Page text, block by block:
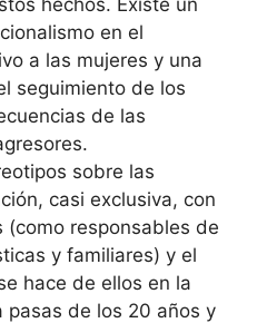
en el
a las mujeres y una
seguimiento de los
de las
sobre las
casi exclusiva, con
(como responsables de
y familiares) y el
hace de ellos en la
pasas de los 20 años y